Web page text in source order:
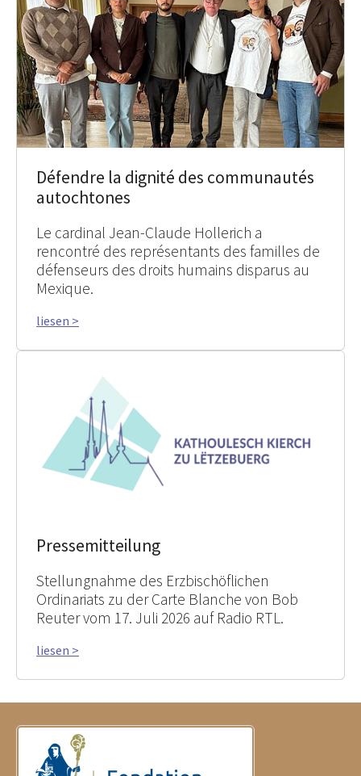
Défendre la dignité des communautés
autochtones
Le cardinal Jean-Claude Hollerich a
rencontré des représentants des familles de
défenseurs des droits humains disparus au
Mexique.
liesen >
Pressemitteilung
Stellungnahme des Erzbischöflichen
Ordinariats zu der Carte Blanche von Bob
Reuter vom 17. Juli 2026 auf Radio RTL.
liesen >